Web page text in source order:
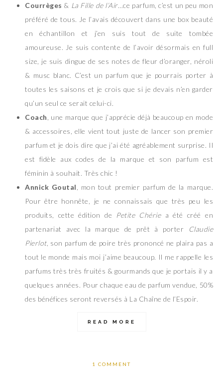
Courrèges & La Fille de l’Air…ce parfum, c’est un peu mon
préféré de tous. Je l’avais découvert dans une box beauté
en échantillon et j’en suis tout de suite tombée
amoureuse. Je suis contente de l’avoir désormais en full
size, je suis dingue de ses notes de fleur d’oranger, néroli
& musc blanc. C’est un parfum que je pourrais porter à
toutes les saisons et je crois que si je devais n’en garder
qu’un seul ce serait celui-ci.
Coach , une marque que j’apprécie déjà beaucoup en mode
& accessoires, elle vient tout juste de lancer son premier
parfum et je dois dire que j’ai été agréablement surprise. Il
est fidèle aux codes de la marque et son parfum est
féminin à souhait. Très chic !
Annick Goutal , mon tout premier parfum de la marque.
Pour être honnête, je ne connaissais que très peu les
produits, cette édition de
Petite Chériea été créé en
partenariat avec la marque de prêt à porter
Claudie
Pierlot, son parfum de poire très prononcé ne plaira pas a
tout le monde mais moi j’aime beaucoup. Il me rappelle les
parfums très très fruités & gourmands que je portais il y a
quelques années. Pour chaque eau de parfum vendue, 50%
des bénéfices seront reversés à La Chaîne de l’Espoir.
READ MORE
1 COMMENT